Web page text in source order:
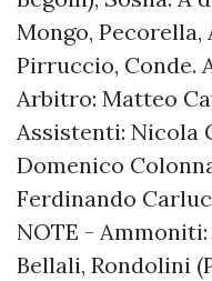
Mongo, Pecorella,
Pirruccio, Conde.
Arbitro: Matteo
Assistenti: Nicola
Domenico
Ferdinando
NOTE -
Bellali, Rondolini